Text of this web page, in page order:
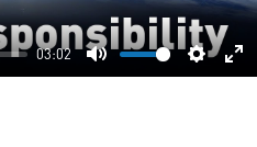
03:02
Mute